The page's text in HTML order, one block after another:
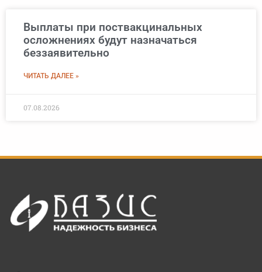
Выплаты при поствакцинальных
осложнениях будут назначаться
беззаявительно
ЧИТАТЬ ДАЛЕЕ »
07.08.2026